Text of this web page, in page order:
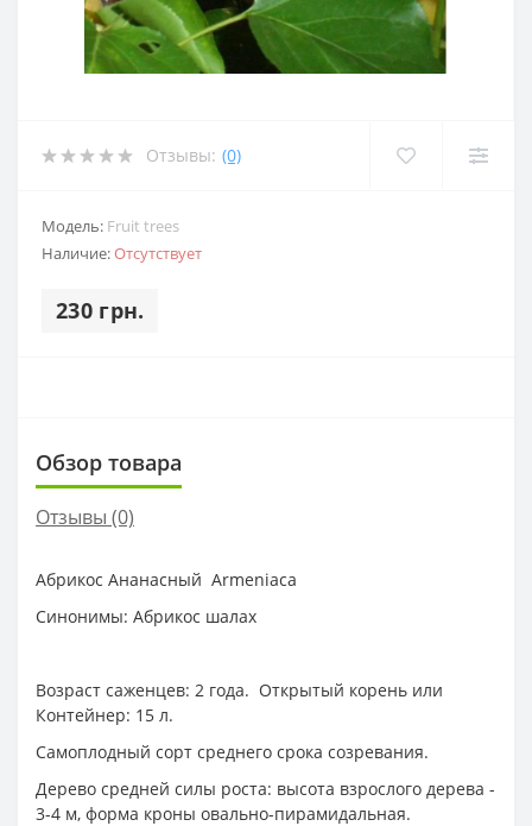
Отзывы: (0)
Модель: Fruit trees
Наличие:Отсутствует
230 грн.
Обзор товара
Отзывы (0)
Абрикос Ананасный Armeniaca
Синонимы: Абрикос шалах
Возраст саженцев: 2 года. Открытый корень или
Контейнер: 15 л.
Самоплодный сорт среднего срока созревания.
Дерево средней силы роста: высота взрослого дерева -
3-4 м, форма кроны овально-пирамидальная.